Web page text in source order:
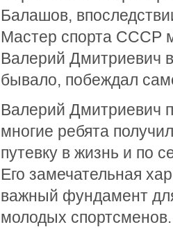
Балашов,
Мастер спорта СССР
Валерий Дмитриевич
бывало, побеждал
Валерий Дмитриевич
многие ребята
путевку в жизнь и по
Его замечательная
важный фундамент
молодых спортсменов.